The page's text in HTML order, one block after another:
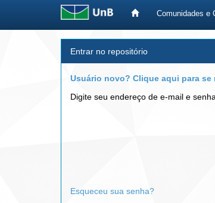
Comunidades e
Entrar no repositório
Usuário novo? Clique aqui para se
Digite seu endereço de e-mail e
Esqueceu sua senha?